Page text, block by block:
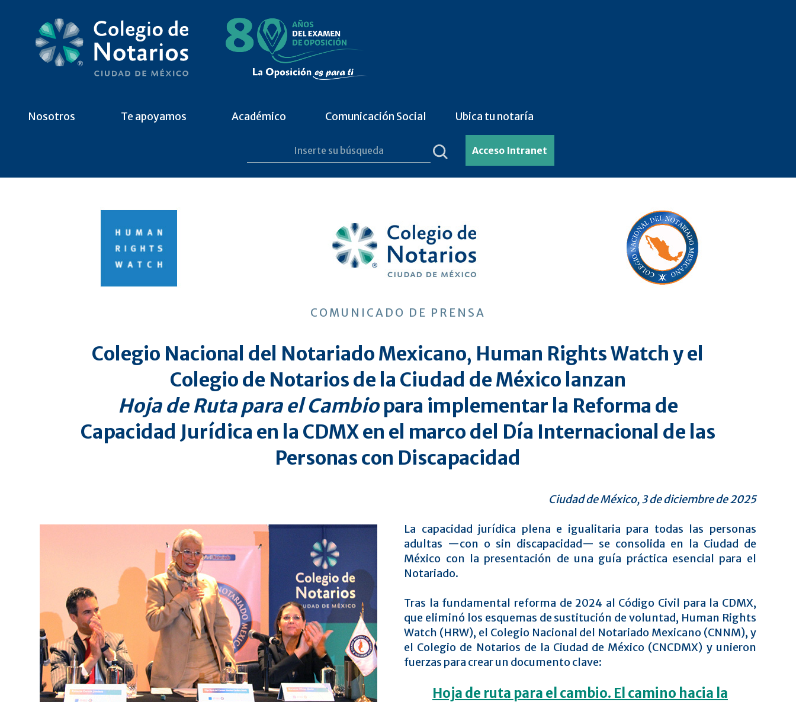
Nosotros Te apoyamos Académico Comunicación Social Ubica tu notaría
Acceso Intranet
COMUNICADO DE PRENSA
Colegio Nacional del Notariado Mexicano, Human Rights Watch y el
Colegio de Notarios de la Ciudad de México lanzan
Hoja de Ruta para el Cambiopara implementar la Reforma de
Capacidad Jurídica en la CDMX en el marco del Día Internacional de las
Personas con Discapacidad
Ciudad de México, 3 de diciembre de 2025
La capacidad jurídica plena e igualitaria para todas las personas
adultas —con o sin discapacidad— se consolida en la Ciudad de
México con la presentación de una guía práctica esencial para el
Notariado.
Tras la fundamental reforma de 2024 al Código Civil para la CDMX,
que eliminó los esquemas de sustitución de voluntad, Human Rights
Watch (HRW), el Colegio Nacional del Notariado Mexicano (CNNM), y
el Colegio de Notarios de la Ciudad de México (CNCDMX) y unieron
fuerzas para crear un documento clave:
Hoja de ruta para el cambio. El camino hacia la